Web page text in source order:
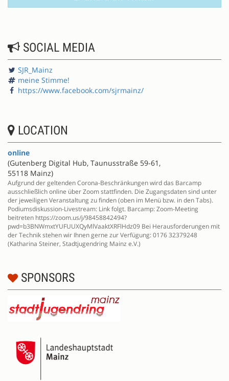
SOCIAL MEDIA
SJR_Mainz
meine Stimme!
https://www.facebook.com/sjrmainz/
LOCATION
online
(Gutenberg Digital Hub, Taunusstraße 59-61,
55118 Mainz)
Aufgrund der geltenden Corona-Beschränkungen wird das Barcamp
ausschließlich online über Zoom stattfinden. Die Zugangsdaten sind unter
der jeweiligen Veranstaltung zu finden (oben im Menü bzw. in den Tabs).
Podiumsdiskussion-Livestream: Link folgt. Barcamp: Zoom-Meeting
beitreten https://zoom.us/j/98458842494?
pwd=b3BNWmxtYUFUUXQyMlVaaktXRFlHdz09 Bei Herausforderungen mit
der Technik stehen wir Ihnen gerne zur Verfügung: 0176 32379248
(Katharina Steiner, Stadtjugendring Mainz e.V.)
SPONSORS